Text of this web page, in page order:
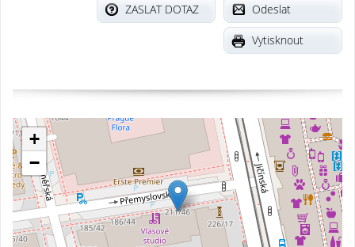
Odeslat
ZASLAT DOTAZ
Vytisknout
+
−